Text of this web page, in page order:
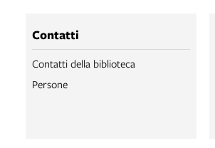
Contatti
Contatti della biblioteca
Persone